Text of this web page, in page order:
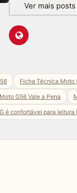
Ver mais
Ficha Técnica Moto
Moto G56 Vale a Pena
é confortável para leitura